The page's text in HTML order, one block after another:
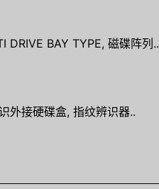
DRIVE BAY TYPE, 磁碟阵列..
外接硬碟盒, 指纹辨识器..